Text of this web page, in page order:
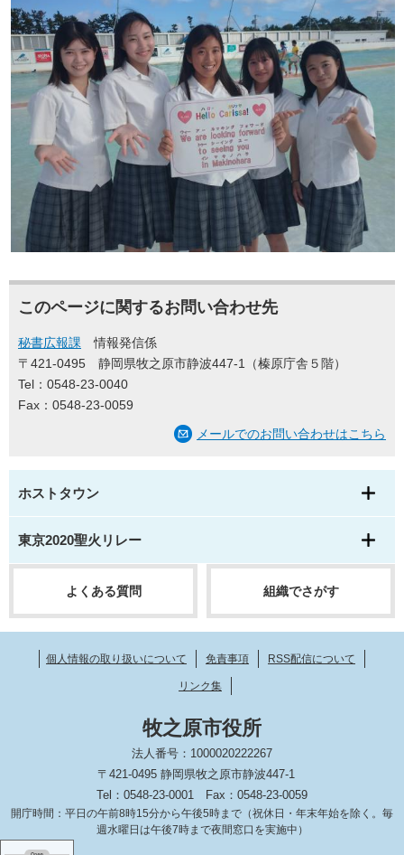
このページに関するお問い合わせ先
秘書広報課
情報発信係
〒421-0495
静岡県牧之原市静波447-1（榛原庁舎５階）
Tel：0548-23-0040
Fax：0548-23-0059
メールでのお問い合わせはこちら
ホストタウン
東京2020聖火リレー
よくある質問 組織でさがす
個人情報の取り扱いについて 免責事項 RSS配信について
リンク集
牧之原市役所
法人番号：1000020222267
〒421-0495 静岡県牧之原市静波447-1
Tel：0548-23-0001
Fax：0548-23-0059
開庁時間：平日の午前8時15分から午後5時まで（祝休日・年末年始を除く。毎
週水曜日は午後7時まで夜間窓口を実施中）